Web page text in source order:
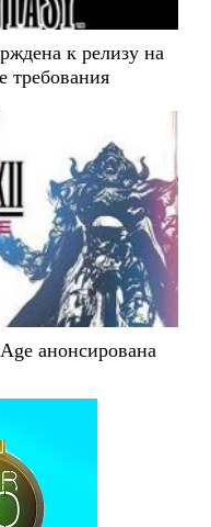
к релизу на
требования
анонсирована